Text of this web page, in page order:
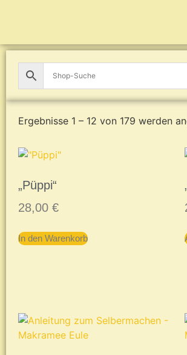
Ergebnisse 1 – 12 von 179 werden
„Püppi“
28,00 €
In den Warenkorb